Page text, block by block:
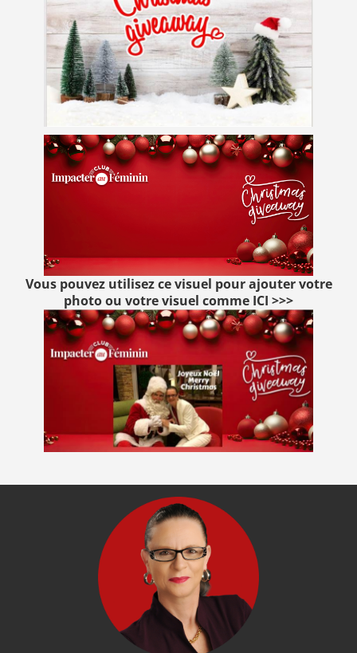
Vous pouvez utilisez ce visuel pour ajouter votre
photo ou votre visuel comme ICI >>>